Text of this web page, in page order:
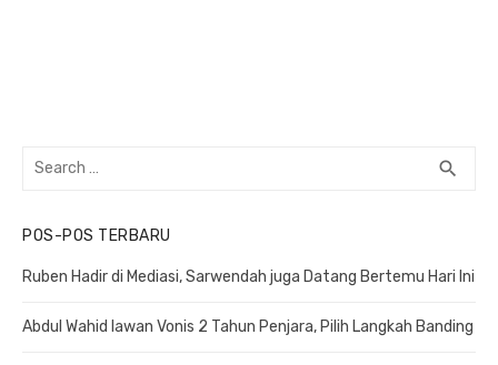
Search
search
POS-POS TERBARU
Ruben Hadir di Mediasi, Sarwendah juga Datang Bertemu Hari Ini
Abdul Wahid lawan Vonis 2 Tahun Penjara, Pilih Langkah Banding